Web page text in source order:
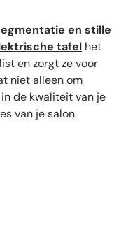
en stille
tafel het
en zorgt ze voor
niet alleen om
de kwaliteit van je
van je salon.